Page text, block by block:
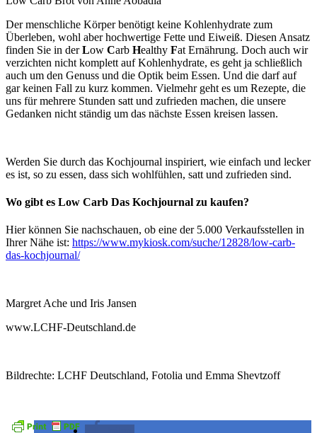
Der menschliche Körper benötigt keine Kohlenhydrate zum
Überleben, wohl aber hochwertige Fette und Eiweiß. Diesen Ansatz
finden Sie in derLow Carb Healthy Fat Ernährung. Doch auch wir
verzichten nicht komplett auf Kohlenhydrate, es geht ja schließlich
auch um den Genuss und die Optik beim Essen. Und die darf auf
gar keinen Fall zu kurz kommen. Vielmehr geht es um Rezepte, die
uns für mehrere Stunden satt und zufrieden machen, die unsere
Gedanken nicht ständig um das nächste Essen kreisen lassen.
Werden Sie durch das Kochjournal inspiriert, wie einfach und lecker
es ist, so zu essen, dass sich wohlfühlen, satt und zufrieden sind.
Wo gibt es Low Carb Das Kochjournal zu kaufen?
Hier können Sie nachschauen, ob eine der 5.000 Verkaufsstellen in
Ihrer Nähe ist: https://www.mykiosk.com/suche/12828/low-carb-
das-kochjournal/
Margret Ache und Iris Jansen
www.LCHF-Deutschland.de
Bildrechte: LCHF Deutschland, Fotolia und Emma Shevtzoff